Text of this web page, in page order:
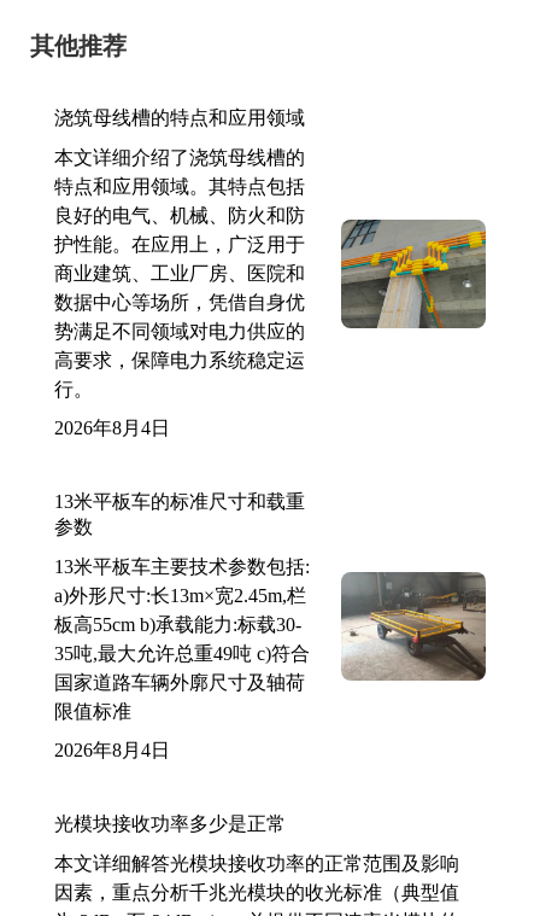
其他推荐
浇筑母线槽的特点和应用领域
本文详细介绍了浇筑母线槽的
特点和应用领域。其特点包括
良好的电气、机械、防火和防
护性能。在应用上，广泛用于
商业建筑、工业厂房、医院和
数据中心等场所，凭借自身优
势满足不同领域对电力供应的
高要求，保障电力系统稳定运
行。
2026年8月4日
13米平板车的标准尺寸和载重
参数
13米平板车主要技术参数包括:
a)外形尺寸:长13m×宽2.45m,栏
板高55cm b)承载能力:标载30-
35吨,最大允许总重49吨 c)符合
国家道路车辆外廓尺寸及轴荷
限值标准
2026年8月4日
光模块接收功率多少是正常
本文详细解答光模块接收功率的正常范围及影响
因素，重点分析千兆光模块的收光标准（典型值